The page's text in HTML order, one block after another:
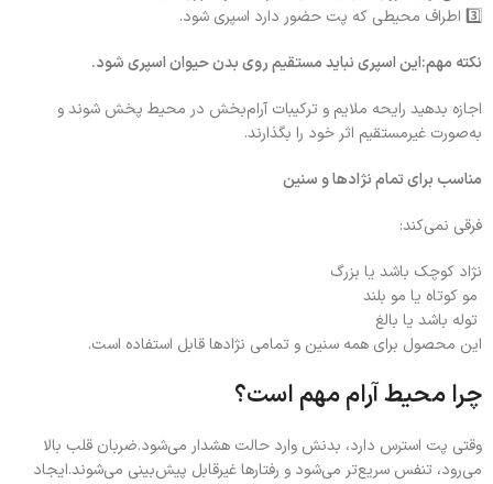
3️⃣ اطراف محیطی که پت حضور دارد اسپری شود.
نکته مهم:این اسپری نباید مستقیم روی بدن حیوان اسپری شود.
اجازه بدهید رایحه ملایم و ترکیبات آرام‌بخش در محیط پخش شوند و
به‌صورت غیرمستقیم اثر خود را بگذارند.
مناسب برای تمام نژادها و سنین
فرقی نمی‌کند:
نژاد کوچک باشد یا بزرگ
مو کوتاه یا مو بلند
توله باشد یا بالغ
این محصول برای همه سنین و تمامی نژادها قابل استفاده است.
چرا محیط آرام مهم است؟
وقتی پت استرس دارد، بدنش وارد حالت هشدار می‌شود.ضربان قلب بالا
می‌رود، تنفس سریع‌تر می‌شود و رفتارها غیرقابل پیش‌بینی می‌شوند.ایجاد